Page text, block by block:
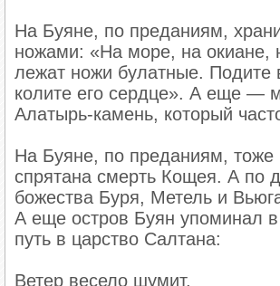
На Буяне, по преданиям,
ножами: «На море, на окиане,
лежат ножи булатные. Подите
колите его сердце». А еще —
Алатырь-камень, который
На Буяне, по преданиям, тоже
спрятана смерть Кощея . А по
божества Буря, Метель и
А еще остров Буян упоминал
путь в царство Салтана:
Ветер весело шумит,